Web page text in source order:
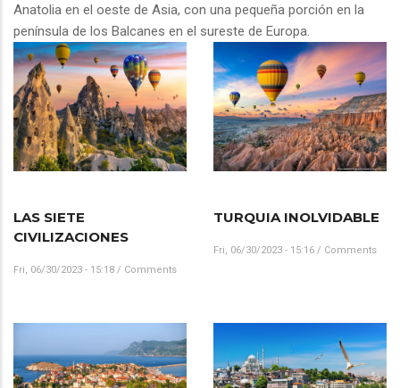
Anatolia en el oeste de Asia, con una pequeña porción en la
península de los Balcanes en el sureste de Europa.
LAS SIETE
CIVILIZACIONES
Fri, 06/30/2023 - 15:18 / Comments
TURQUIA INOLVIDABLE
Fri, 06/30/2023 - 15:16 / Comments